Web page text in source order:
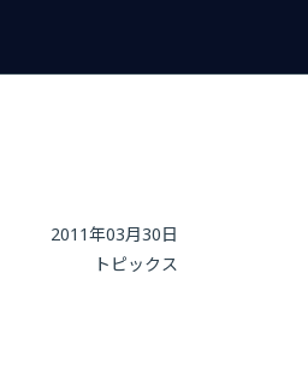
2011年03月30日
トピックス